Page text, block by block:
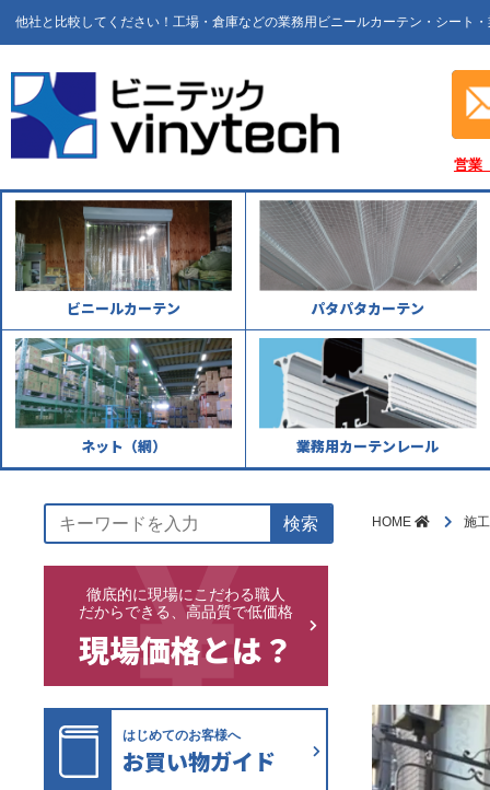
他社と比較してください！工場・倉庫などの業務用ビニールカーテン・シート
営業
ビニールカーテン パタパタカーテン
ネット（網） 業務用カーテンレール
検索
徹底的に現場にこだわる職人
だからできる、高品質で低価格
現場価格とは？
はじめてのお客様へ
お買い物ガイド
HOME 施